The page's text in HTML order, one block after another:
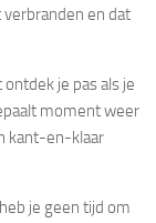
en dat
je pas als je
moment weer
kant-en-klaar
je geen tijd om